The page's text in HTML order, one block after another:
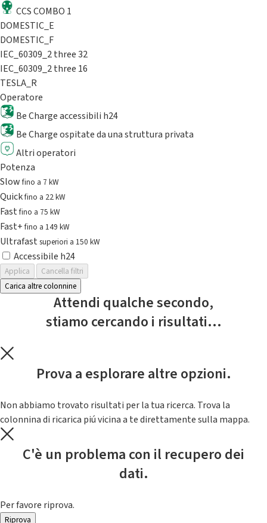
CCS COMBO 1
DOMESTIC_E
DOMESTIC_F
IEC_60309_2 three 32
IEC_60309_2 three 16
TESLA_R
Operatore
Be Charge accessibili h24
Be Charge ospitate da una struttura privata
Altri operatori
Potenza
Slowfino a 7 kW
Quickfino a 22 kW
Fastfino a 75 kW
Fast+fino a 149 kW
Ultrafast superiori a 150 kW
Accessibile h24
Applica
Cancella filtri
Carica altre colonnine
Attendi qualche secondo,
stiamo cercando i risultati...
Prova a esplorare altre opzioni.
Non abbiamo trovato risultati per la tua ricerca. Trova la
colonnina di ricarica piú vicina a te direttamente sulla mappa.
C'è un problema con il recupero dei
dati.
Per favore riprova.
Riprova